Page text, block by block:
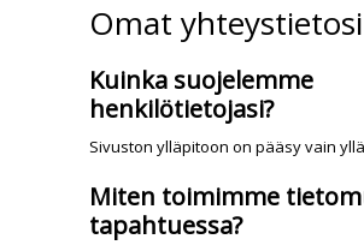
Omat yhteystietosi
Kuinka suojelemme
henkilötietojasi?
Sivuston ylläpitoon on pääsy vain
Miten toimimme
tapahtuessa?